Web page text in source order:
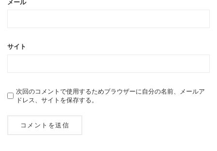
メール
サイト
次回のコメントで使用するためブラウザーに自分の名前、メールア
ドレス、サイトを保存する。